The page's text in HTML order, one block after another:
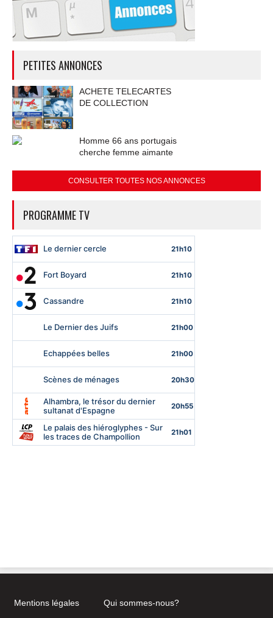
PETITES ANNONCES
ACHETE TELECARTES
DE COLLECTION
Homme 66 ans portugais
cherche femme aimante
CONSULTER TOUTES NOS ANNONCES
PROGRAMME TV
Mentions légales Qui sommes-nous?